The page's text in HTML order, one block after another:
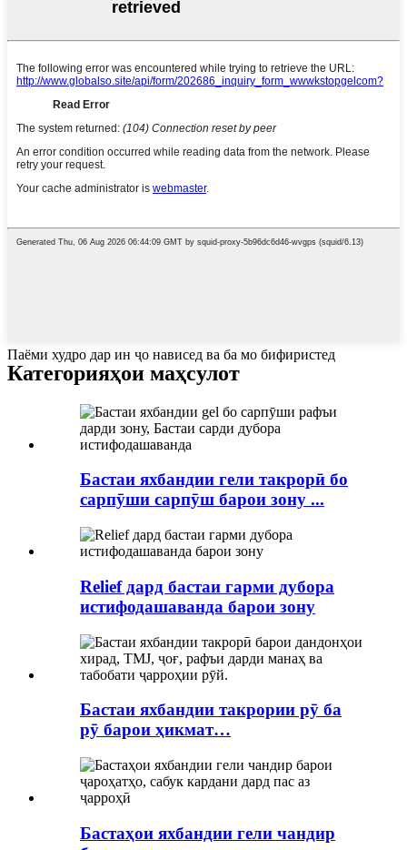
Паёми худро дар ин ҷо нависед ва ба мо бифиристед
Категорияҳои маҳсулот
Бастаи яхбандии гели такрорӣ бо
сарпӯши сарпӯш барои зону ...
Relief дард бастаи гарми дубора
истифодашаванда барои зону
Бастаи яхбандии такрории рӯ ба
рӯ барои ҳикмат…
Бастаҳои яхбандии гели чандир